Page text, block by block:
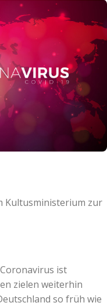
Kultusministerium zur
ist
zielen weiterhin
so früh wie